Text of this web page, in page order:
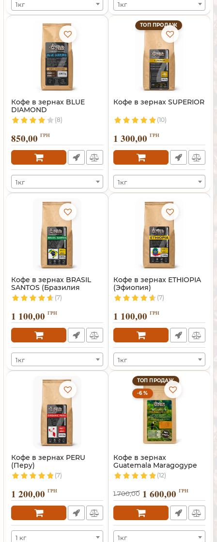
1кг 1кг
Кофе в зернах BLUE
DIAMOND
(8)
850,00 ГРН
1кг
ТОП ПРОДАЖ
Кофе в зернах SUPERIOR
(10)
1 300,00 ГРН
1кг
Кофе в зернах BRASIL
SANTOS (Бразилия
Сантос)
(7)
1 100,00 ГРН
1кг
Кофе в зернах ETHIOPIA
(Эфиопия)
(7)
1 100,00 ГРН
1кг
Кофе в зернах PERU
(Перу)
(7)
1 200,00 ГРН
1 кг
ТОП ПРОДАЖ
-6 %
Кофе в зернах
Guatemala Maragogype
(Марагоджип)
(12)
1 700,00 1 600,00 ГРН
1кг